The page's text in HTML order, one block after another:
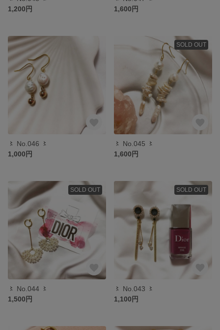
1,200円
1,600円
〻 No.046 〻
1,000円
SOLD OUT
〻 No.045 〻
1,600円
SOLD OUT
〻 No.044 〻
1,500円
SOLD OUT
〻 No.043 〻
1,100円